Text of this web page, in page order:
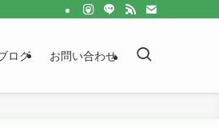
ログ お問い合わせ